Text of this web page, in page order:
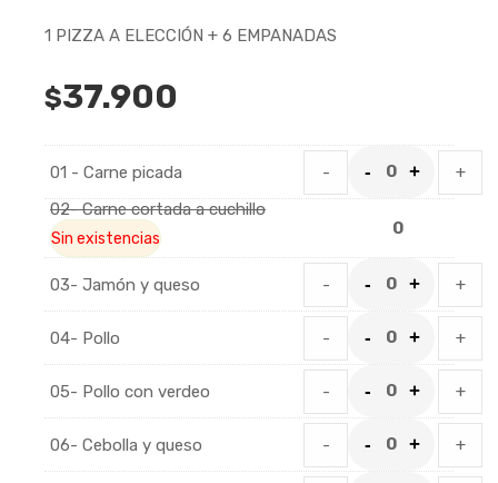
1 PIZZA A ELECCIÓN + 6 EMPANADAS
$37.900
01 - Carne picada -
+
02- Carne cortada a cuchillo
Sin existencias
03- Jamón y queso - +
04- Pollo - +
05- Pollo con verdeo - +
06- Cebolla y queso - +